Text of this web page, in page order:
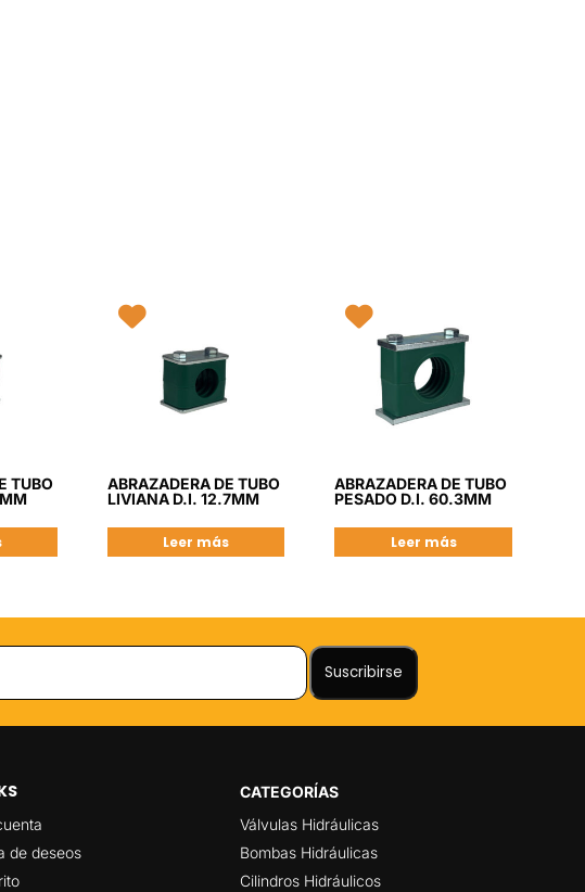
TUBO
ABRAZADERA DE TUBO
LIVIANA D.I. 12.7MM
Leer más
ABRAZADERA DE TUBO
PESADO D.I. 60.3MM
Leer más
de deseos
CATEGORÍAS
Válvulas Hidráulicas
Bombas Hidráulicas
Cilindros Hidráulicos